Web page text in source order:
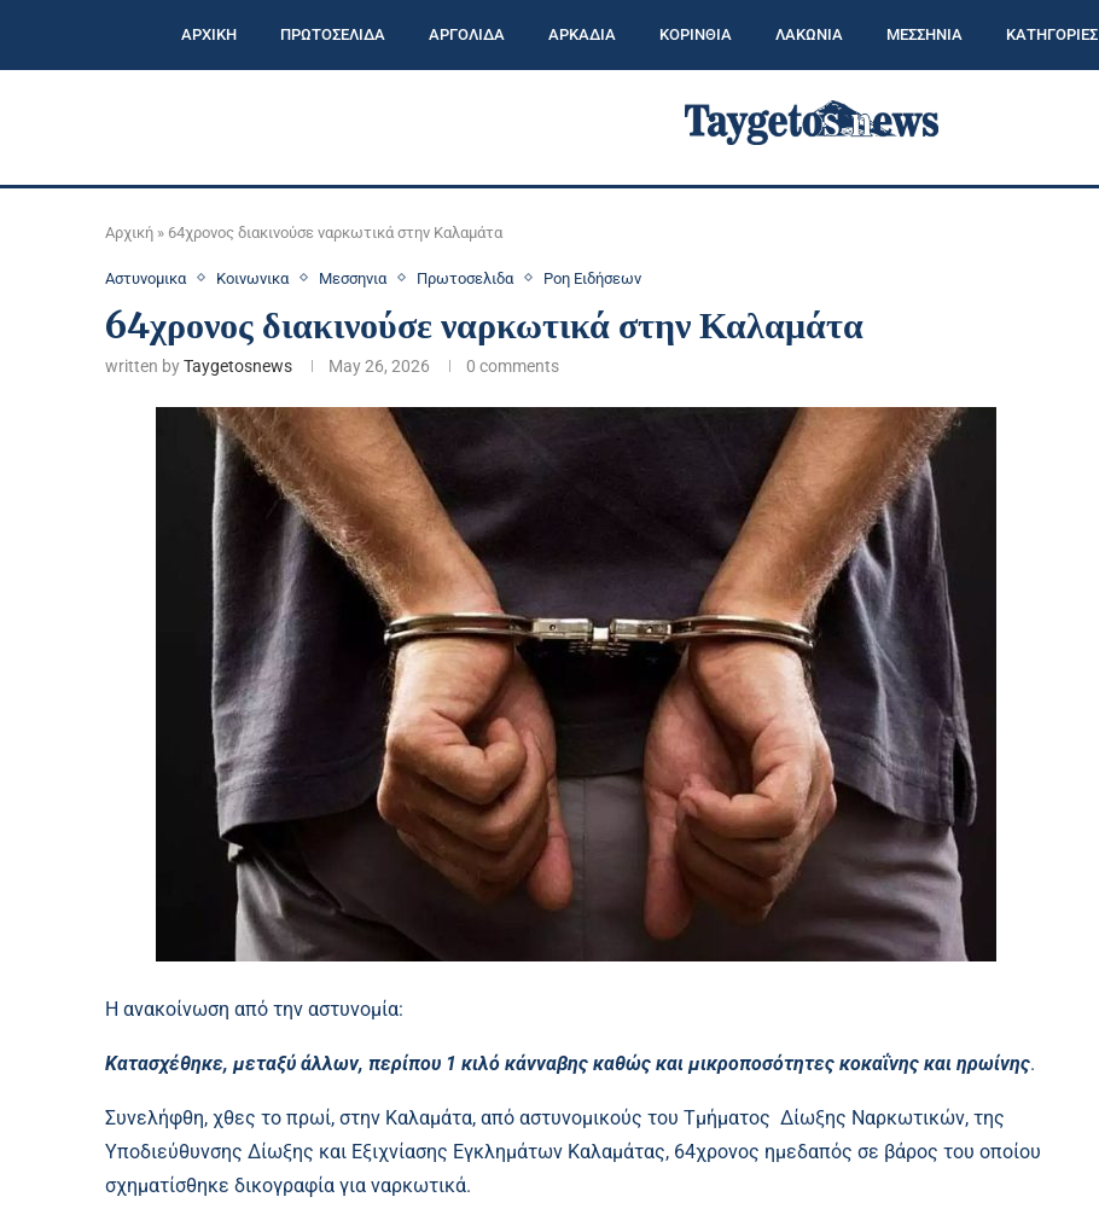
ΑΡΧΙΚΗ ΠΡΩΤΟΣΕΛΙΔΑ ΑΡΓΟΛΙΔΑ ΑΡΚΑΔΙΑ ΚΟΡΙΝΘΙΑ ΛΑΚΩΝΙΑ ΜΕΣΣΗΝΙΑ ΚΑΤΗΓΟΡΙΕΣ
Αρχική » 64χρονος διακινούσε ναρκωτικά στην Καλαμάτα
Αστυνομικα Κοινωνικα Μεσσηνια Πρωτοσελιδα Ροη Ειδήσεων
64χρονος διακινούσε ναρκωτικά στην Καλαμάτα
written byTaygetosnews May 26, 2026 0 comments
Η ανακοίνωση από την αστυνομία:
Κατασχέθηκε, μεταξύ άλλων, περίπου 1 κιλό κάνναβης καθώς και μικροποσότητες κοκαΐνης και ηρωίνης.
Συνελήφθη, χθες το πρωί, στην Καλαμάτα, από αστυνομικούς του Τμήματος Δίωξης Ναρκωτικών, της
Υποδιεύθυνσης Δίωξης και Εξιχνίασης Εγκλημάτων Καλαμάτας, 64χρονος ημεδαπός σε βάρος του οποίου
σχηματίσθηκε δικογραφία για ναρκωτικά.